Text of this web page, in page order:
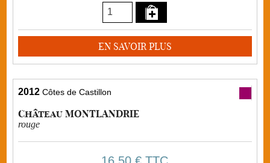
EN SAVOIR PLUS
2012 Côtes de Castillon
Château MONTLANDRIE
rouge
16,50 €TTC